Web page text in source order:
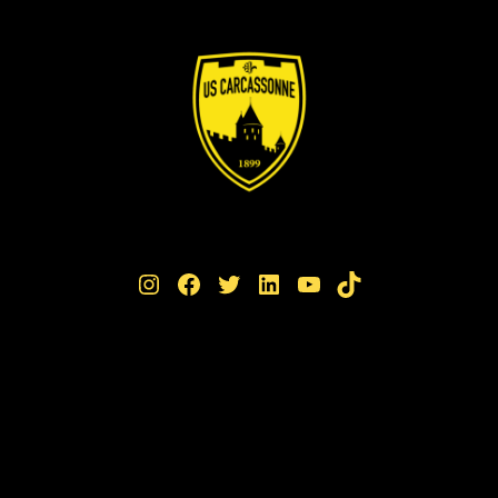
Instagram Facebook Twitter LinkedIn YouTube TikTok